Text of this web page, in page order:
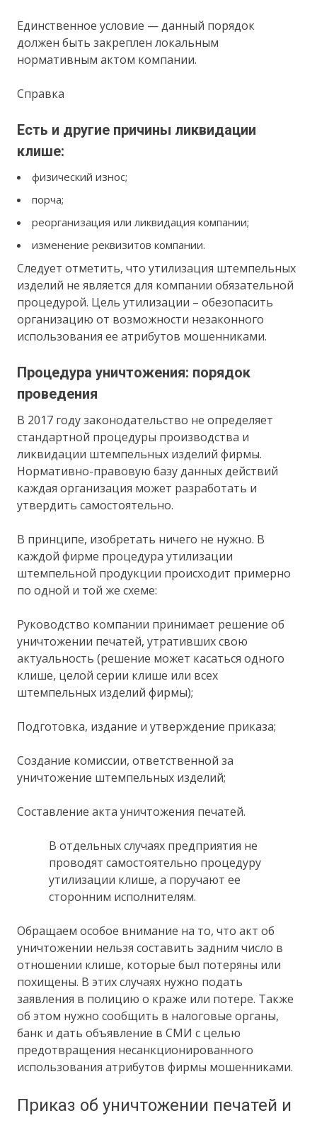
Единственное условие — данный порядок
должен быть закреплен локальным
нормативным актом компании.
Справка
Есть и другие причины ликвидации
клише:
физический износ;
порча;
реорганизация или ликвидация компании;
изменение реквизитов компании.
Следует отметить, что утилизация штемпельных
изделий не является для компании обязательной
процедурой. Цель утилизации – обезопасить
организацию от возможности незаконного
использования ее атрибутов мошенниками.
Процедура уничтожения: порядок
проведения
В 2017 году законодательство не определяет
стандартной процедуры производства и
ликвидации штемпельных изделий фирмы.
Нормативно-правовую базу данных действий
каждая организация может разработать и
утвердить самостоятельно.
В принципе, изобретать ничего не нужно. В
каждой фирме процедура утилизации
штемпельной продукции происходит примерно
по одной и той же схеме:
Руководство компании принимает решение об
уничтожении печатей, утративших свою
актуальность (решение может касаться одного
клише, целой серии клише или всех
штемпельных изделий фирмы);
Подготовка, издание и утверждение приказа;
Создание комиссии, ответственной за
уничтожение штемпельных изделий;
Составление акта уничтожения печатей.
В отдельных случаях предприятия не
проводят самостоятельно процедуру
утилизации клише, а поручают ее
сторонним исполнителям.
Обращаем особое внимание на то, что акт об
уничтожении нельзя составить задним число в
отношении клише, которые был потеряны или
похищены. В этих случаях нужно подать
заявления в полицию о краже или потере. Также
об этом нужно сообщить в налоговые органы,
банк и дать объявление в СМИ с целью
предотвращения несанкционированного
использования атрибутов фирмы мошенниками.
Приказ об уничтожении печатей и